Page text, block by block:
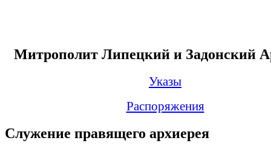
Митрополит Липецкий и Задонский
Указы
Распоряжения
Служение правящего архиерея